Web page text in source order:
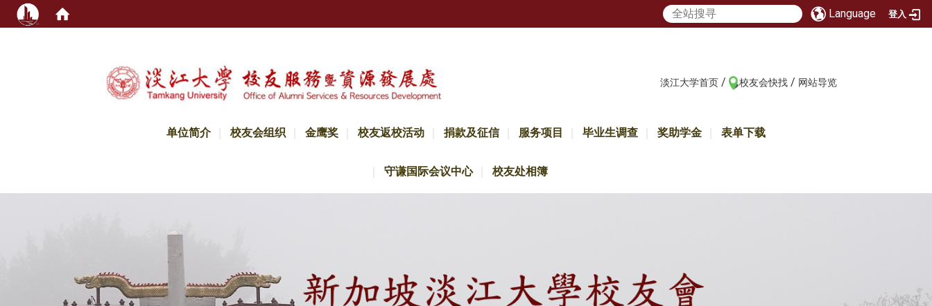
Language 登入
淡江大学首页 / 校友会快找 / 网站导览
单位简介 校友会组织 金鹰奖 校友返校活动 捐款及征信 服务项目 毕业生调查 奖助学金 表单下载
守谦国际会议中心 校友处相簿